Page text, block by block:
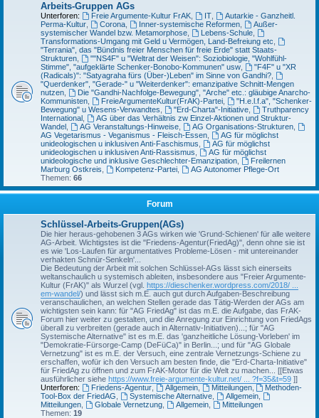
Arbeits-Gruppen AGs
Unterforen: Freie Argumente-Kultur FrAK, IT,
Autarkie - Ganzheitl.
Perma-Kultur
Corona, Inner-systemische Reformen,
Außer-
systemischer Wandel bzw. Metamorphose
Lebens-Schule,
Transformations-Umgang mit Geld u Vermögen, Land-Befreiung etc
"Terrania", das "Bündnis freier Menschen für freie Erde" statt Staats-
Strukturen
""NS4F" u "Weltrat der Weisen": Soziobiologie, "Wohlfühl-
Stimme", "aufgeklärte Schenker-Bonobo-Kommunen" usw
"F4F" u "XR
(Radicals)": "Satyagraha fürs (Über-)Leben" im Sinne von Gandhi?
"Querdenker", "Gerade-" u "Weiterdenker": emanzipative Schnitt-Mengen
nutzen
Die "Gandhi-Nachfolge-Bewegung", "Arche" etc.: gläubige Anarcho-
Kommunisten
FreieArgumenteKultur(FrAK)-Partei,
"H.e.l.f.a", "Schenker-
Bewegung" u Wesens-Verwandtes
"Erd-Charta"-Initiative,
Truthparency
International
AG über das Verhältnis zw Einzel-Aktionen und Struktur-
Wandel
AG Veranstaltungs-Hinweise, AG Organisations-Strukturen,
AG Vegetarismus - Veganismus - Fleisch-Essen
AG für möglichst
unideologischen u inklusiven Anti-Faschismus
AG für möglichst
unideologischen u inklusiven Anti-Rassismus
AG für möglichst
unideologische und inklusive Geschlechter-Emanzipation
Freilernen
Marburg Ostkreis
Kompetenz-Partei,
AG Autonomer Pflege-Ort
Themen: 66
Forum
Schlüssel-Arbeits-Gruppen(AGs)
Die hier heraus-gehobenen 3 AGs wirken wie 'Grund-Schienen' für alle weitere
AG-Arbeit. Wichtigstes ist die "Friedens-Agentur(FriedAg)", denn ohne sie ist
es wie 'Los-Laufen für argumentatives Probleme-Lösen - mit untereinander
verhakten Schnür-Senkeln'...
Die Bedeutung der Arbeit mit solchen Schlüssel-AGs lässt sich einerseits
weltanschaulich u systemisch ableiten, insbesondere aus "Freier Argumente-
Kultur (FrAK)" als Wurzel (vgl. https://dieschenker.wordpress.com/2018/ ...
em-wandel/) und lässt sich m.E. auch gut durch Aufgaben-Beschreibung
veranschaulichen, an welchen Stellen gerade das Tätig-Werden der AGs am
wichtigsten sein kann: für "AG FriedAg" ist das m.E. die Aufgabe, das FrAK-
Forum hier weiter zu gestalten, und die Anregung zur Einrichtung von FriedAgs
überall zu verbreiten (gerade auch in Alternativ-Initiativen)...; für "AG
Systemische Alternative" ist es m.E. das 'ganzheitliche Lösung-Vorleben' im
"Demokratie-Fürsorge-Camp (DeFüCa)" in Berlin...; und für "AG Globale
Vernetzung" ist es m.E. der Versuch, eine zentrale Vernetzungs-Schiene zu
erschaffen, wofür ich den Versuch am besten finde, die "Erd-Charta-Initiative"
für FriedAg zu öffnen und zum FrAK-Motor für die Welt zu machen... [[Etwas
ausführlicher siehe https://www.freie-argumente-kultur.net/ ... ?f=35&t=59 ]]
Unterforen:
Friedens-Agentur, Allgemein, Mitteilungen,
Methoden-
Tool-Box der FriedAG
Systemische Alternative, Allgemein,
Mitteilungen
Globale Vernetzung, Allgemein,
Mitteilungen
Themen: 19